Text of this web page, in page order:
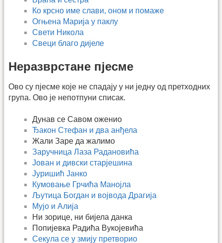
Ко крсно име слави, оном и помаже
Огњена Марија у паклу
Свети Никола
Свеци благо дијеле
Неразврстане пјесме
Ово су пјесме које не спадају у ни једну од претходних
група. Ово је непотпуни списак.
Дунав се Савом оженио
Ђакон Стефан и два анђела
Жали Заре да жалимо
Заручница Лаза Радановића
Јован и дивски старјешина
Јуришић Јанко
Кумовање Грчића Манојла
Љутица Богдан и војвода Драгија
Мујо и Алија
Ни зорице, ни бијела данка
Попијевка Радића Вукојевића
Секула се у змију претворио